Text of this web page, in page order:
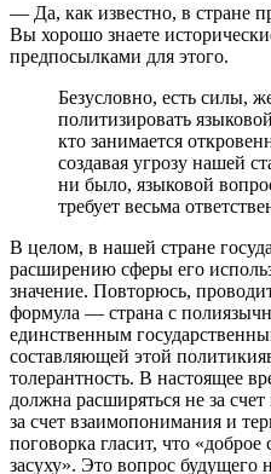
— Да, как известно, в стране
Вы хорошо знаете
предпосылками для этого.
Безусловно, есть силы,
политизировать
кто занимается
создавая угрозу нашей
ни было, языковой
требует весьма
В целом, в нашей стране
расширению сферы его
значение. Повторюсь,
формула — страна с
единственным
составляющей этой
толерантность. В настоящее
должна расширяться не за
за счет взаимопонимания и
поговорка гласит, что
засуху». Это вопрос